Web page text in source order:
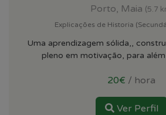
Porto, Maia (5.7
Explicações de Historia
Uma aprendizagem sólida,,
pleno em motivação, para
20€ / hora
Ver Perfil